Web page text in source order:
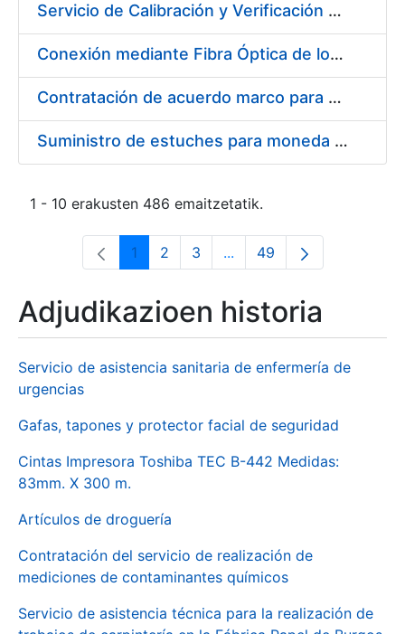
Servicio de Calibración y Verificación Externa de los Equipos de Medición del Servicio de Prevención de la FNMT-RCM
Conexión mediante Fibra Óptica de los Centros de Proceso de Datos (CPDs) de las sedes de la FNMT-RCM de Burgos y Madrid
Contratación de acuerdo marco para el Suministro de Material de Electricidad para la Fábrica Nacional de Moneda y Timbre-Real Casa de la Moneda en su centro de trabajo de Burgos
Suministro de estuches para moneda de 30 €
1 - 10 erakusten 486 emaitzetatik.
Orrialdea
1 Orrialdea
2 Orrialdea
3 ...Intermediate Pages Use
Orrialdea
49
Adjudikazioen historia
Servicio de asistencia sanitaria de enfermería de
urgencias
Gafas, tapones y protector facial de seguridad
Cintas Impresora Toshiba TEC B-442 Medidas:
83mm. X 300 m.
Artículos de droguería
Contratación del servicio de realización de
mediciones de contaminantes químicos
Servicio de asistencia técnica para la realización de